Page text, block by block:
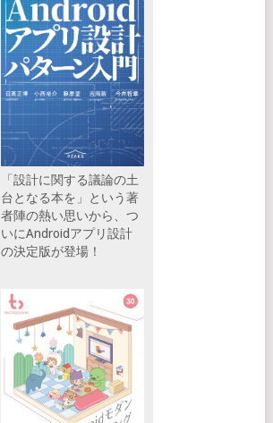
「設計に関する議論の土
台となる本を」という著
者陣の熱い思いから、つ
いにAndroidアプリ設計
の決定版が登場！